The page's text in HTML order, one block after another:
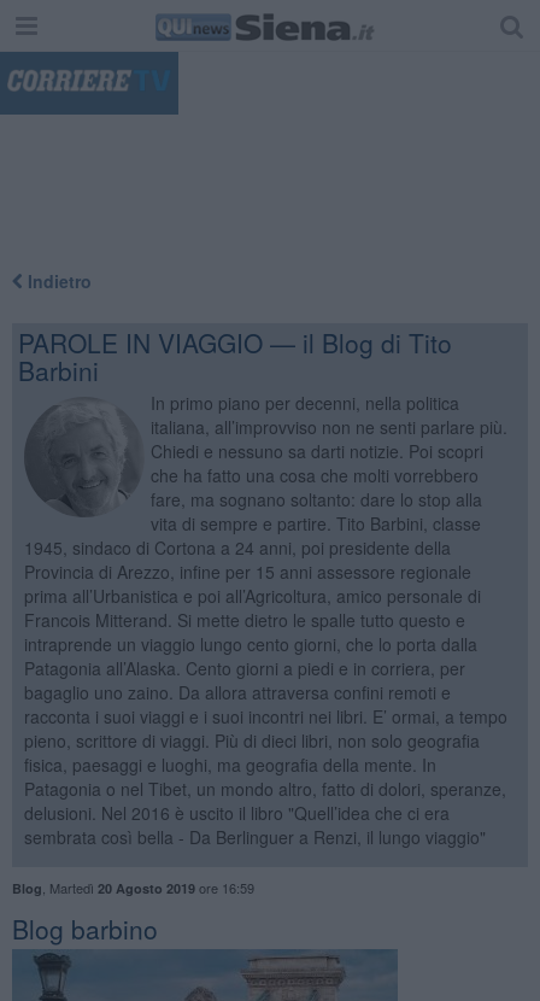
Indietro
PAROLE IN VIAGGIO — il Blog di Tito
Barbini
In primo piano per decenni, nella politica
italiana, all’improvviso non ne senti parlare più.
Chiedi e nessuno sa darti notizie. Poi scopri
che ha fatto una cosa che molti vorrebbero
fare, ma sognano soltanto: dare lo stop alla
vita di sempre e partire. Tito Barbini, classe
1945, sindaco di Cortona a 24 anni, poi presidente della
Provincia di Arezzo, infine per 15 anni assessore regionale
prima all’Urbanistica e poi all’Agricoltura, amico personale di
Francois Mitterand. Si mette dietro le spalle tutto questo e
intraprende un viaggio lungo cento giorni, che lo porta dalla
Patagonia all’Alaska. Cento giorni a piedi e in corriera, per
bagaglio uno zaino. Da allora attraversa confini remoti e
racconta i suoi viaggi e i suoi incontri nei libri. E’ ormai, a tempo
pieno, scrittore di viaggi. Più di dieci libri, non solo geografia
fisica, paesaggi e luoghi, ma geografia della mente. In
Patagonia o nel Tibet, un mondo altro, fatto di dolori, speranze,
delusioni. Nel 2016 è uscito il libro "Quell’idea che ci era
sembrata così bella - Da Berlinguer a Renzi, il lungo viaggio"
Blog Martedì 20 Agosto 2019ore 16:59
Blog barbino